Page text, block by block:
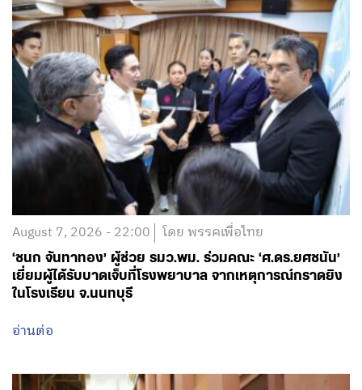
August 7, 2026 - 22:00 โดย พรรคเพื่อไทย
‘ชนก จันทาทอง’ ผู้ช่วย รมว.พม. ร่วมคณะ ‘ศ.ดร.ยศชนัน’
เยี่ยมผู้ได้รับบาดเจ็บที่โรงพยาบาล จากเหตุการณ์กราดยิง
ในโรงเรียน จ.นนทบุรี
อ่านต่อ